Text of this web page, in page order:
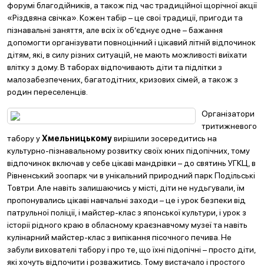
форумі благодійників, а також під час традиційної щорічної акції
«Різдвяна свічка». Кожен табір – це свої традиції, пригоди та
пізнавальні заняття, але всіх їх об’єднує одне – бажання
допомогти організувати повноцінний і цікавий літній відпочинок
дітям, які, в силу різних ситуацій, не мають можливості виїхати
влітку з дому. В таборах відпочивають діти та підлітки з
малозабезпечених, багатодітних, кризових сімей, а також з
родин переселенців.
Організатори
тритижневого
табору уХмельницькомувирішили зосередитись на
культурно-пізнавальному розвитку своїх юних підопічних, тому
відпочинок включав у себе цікаві мандрівки – до святинь УГКЦ, в
Рівненський зоопарк чи в унікальний природний парк Подільські
Товтри. Але навіть залишаючись у місті, діти не нудьгували, їм
пропонувались цікаві навчальні заходи – це і урок безпеки від
патрульної поліції, і майстер-клас з японської культури, і урок з
історії рідного краю в обласному краєзнавчому музеї та навіть
кулінарний майстер-клас з випікання пісочного печива. Не
забули вихователі табору і про те, що їхні підопічні – просто діти,
які хочуть відпочити і розважитись. Тому вистачало і простого